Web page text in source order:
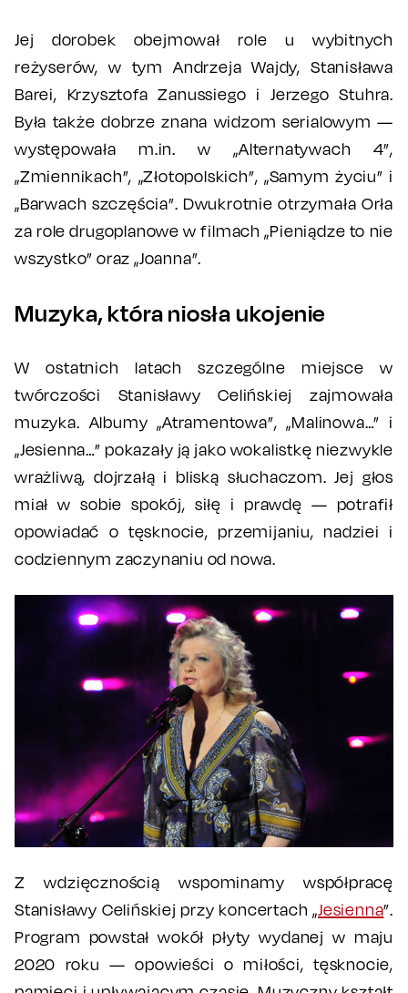
Jej dorobek obejmował role u wybitnych
reżyserów, w tym Andrzeja Wajdy, Stanisława
Barei, Krzysztofa Zanussiego i Jerzego Stuhra.
Była także dobrze znana widzom serialowym —
występowała m.in. w „Alternatywach 4”,
„Zmiennikach”, „Złotopolskich”, „Samym życiu” i
„Barwach szczęścia”. Dwukrotnie otrzymała Orła
za role drugoplanowe w filmach „Pieniądze to nie
wszystko” oraz „Joanna”.
Muzyka, która niosła ukojenie
W ostatnich latach szczególne miejsce w
twórczości Stanisławy Celińskiej zajmowała
muzyka. Albumy „Atramentowa”, „Malinowa…” i
„Jesienna…” pokazały ją jako wokalistkę niezwykle
wrażliwą, dojrzałą i bliską słuchaczom. Jej głos
miał w sobie spokój, siłę i prawdę — potrafił
opowiadać o tęsknocie, przemijaniu, nadziei i
codziennym zaczynaniu od nowa.
Z wdzięcznością wspominamy współpracę
Stanisławy Celińskiej przy koncertach „Jesienna”.
Program powstał wokół płyty wydanej w maju
2020 roku — opowieści o miłości, tęsknocie,